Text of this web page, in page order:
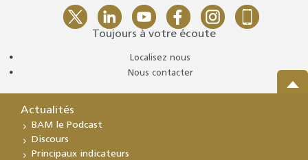
Toujours à votre écoute
Localisez nous
Nous contacter
Actualités
BAM le Podcast
Discours
Principaux indicateurs